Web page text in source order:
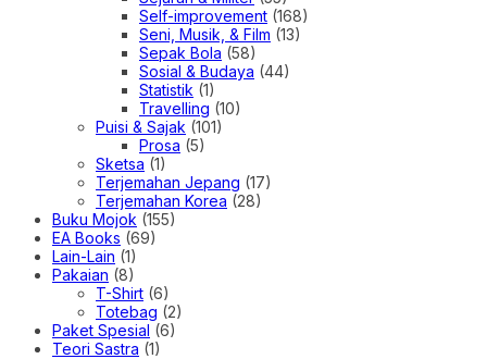
Self-improvement (168)
Seni, Musik, & Film (13)
Sepak Bola (58)
Sosial & Budaya (44)
Statistik (1)
Travelling (10)
Puisi & Sajak (101)
Prosa (5)
Sketsa (1)
Terjemahan Jepang (17)
Terjemahan Korea (28)
Buku Mojok (155)
EA Books (69)
Lain-Lain (1)
Pakaian (8)
T-Shirt (6)
Totebag (2)
Paket Spesial (6)
Teori Sastra (1)